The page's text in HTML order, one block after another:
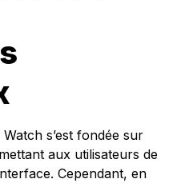
s’est fondée sur
aux utilisateurs de
Cependant, en